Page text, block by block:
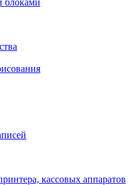
блоками
кассовых аппаратов